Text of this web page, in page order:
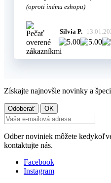
(oproti inému eshopu)
Silvia P.
Získajte najnovšie novinky a
Odber noviniek môžete
kontaktujte nás.
Facebook
Instagram